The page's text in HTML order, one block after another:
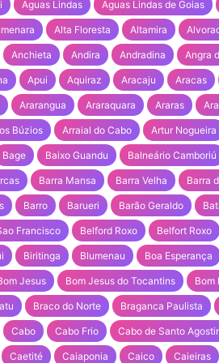
Aguas Lindas Aguas Lindas de Goias
Alta Floresta Altamira
Anchieta Andira Andradina Angra
Apui Aquiraz Aracaju Aracas
Ararangua Araraquara Araras
Búzios Arraial do Cabo Artur Nogueira
Bage Baixo Guandu Balneário Camboriú
Barra Mansa Barra Velha Barra
Barro Barueri Barão Geraldo
Francisco Belford Roxo Belfort Roxo
Biritinga Blumenau Boa Esperança
Jesus Bom Jesus do Tocantins Bom
Braco do Norte Braganca Paulista
Cabo Cabo Frio Cabo de Santo
Caetité Caiaponia Caico Caieiras